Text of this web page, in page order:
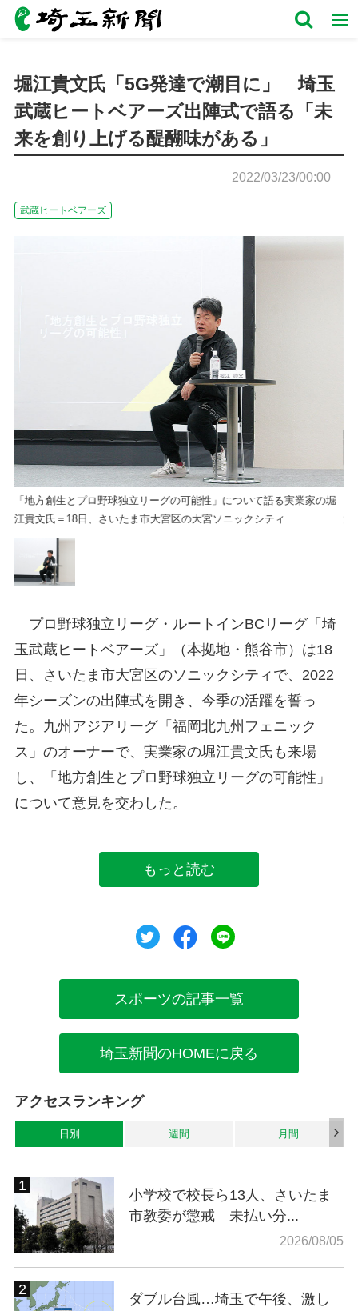
堀江貴文氏「5G発達で潮目に」 埼玉
武蔵ヒートベアーズ出陣式で語る「未
来を創り上げる醍醐味がある」
2022/03/23/00:00
武蔵ヒートベアーズ
「地方創生とプロ野球独立リーグの可能性」について語る実業家の堀
江貴文氏＝18日、さいたま市大宮区の大宮ソニックシティ
プロ野球独立リーグ・ルートインBCリーグ「埼
玉武蔵ヒートベアーズ」（本拠地・熊谷市）は18
日、さいたま市大宮区のソニックシティで、2022
年シーズンの出陣式を開き、今季の活躍を誓っ
た。九州アジアリーグ「福岡北九州フェニック
ス」のオーナーで、実業家の堀江貴文氏も来場
し、「地方創生とプロ野球独立リーグの可能性」
について意見を交わした。
もっと読む
ツイートシェア
スポーツの記事一覧
埼玉新聞のHOMEに戻る
アクセスランキング
日別 週間 月間
小学校で校長ら13人、さいたま
市教委が懲戒 未払い分...
2026/08/05
ダブル台風…埼玉で午後、激し